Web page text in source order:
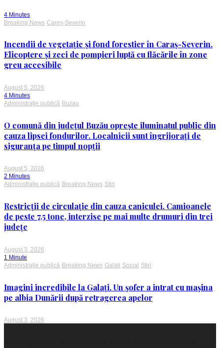
4 Minutes
Breaking News Careș-Severin
Incendii de vegetație și fond forestier în Caraș-Severin.
Elicoptere și zeci de pompieri luptă cu flăcările în zone
greu accesibile
August 5, 2026
4 Minutes
Administrație publică Buzau
O comună din județul Buzău oprește iluminatul public din
cauza lipsei fondurilor. Localnicii sunt îngrijorați de
siguranța pe timpul nopții
August 5, 2026
2 Minutes
Administrație publică Breaking News Stiri
Restricții de circulație din cauza caniculei. Camioanele
de peste 7,5 tone, interzise pe mai multe drumuri din trei
județe
August 3, 2026
1 Minute
Administrație publică Breaking News Galati Social Stiri
Imagini incredibile la Galați. Un șofer a intrat cu mașina
pe albia Dunării după retragerea apelor
August 3, 2026